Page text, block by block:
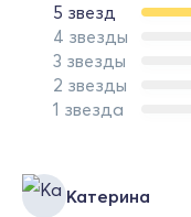
5 звезд
4 звезды
3 звезды
2 звезды
1 звезда
Катерина